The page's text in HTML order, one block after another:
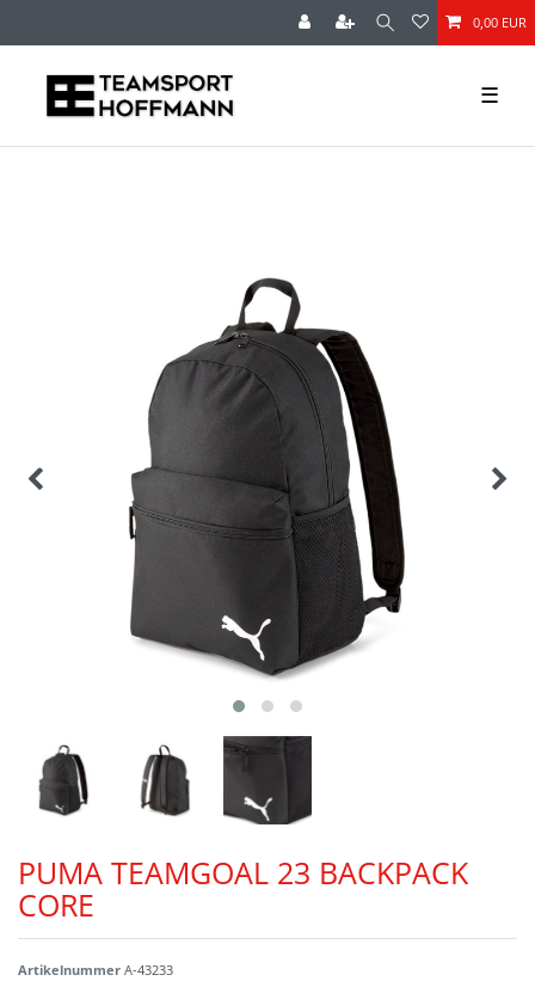
0,00 EUR
☰
PUMA TEAMGOAL 23 BACKPACK
CORE
Artikelnummer A-43233